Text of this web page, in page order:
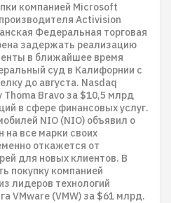
компанией Microsoft
Activision
Федеральная торговая
задержать реализацию
в ближайшее время
суд в Калифорнии с
до августа. Nasdaq
Thoma Bravo за $10,5 млрд
в сфере финансовых услуг.
NIO (NIO) объявил о
все марки своих
откажется от
для новых клиентов. В
покупку компанией
лидеров технологий
VMware (VMW) за $61 млрд.